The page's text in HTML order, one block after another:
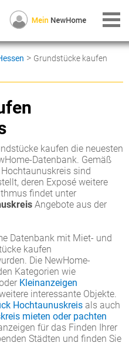
> Grundstücke kaufen
kaufen die neuesten
Datenbank. Gemäß
sind
deren Exposé weitere
findet unter
Angebote aus der
Datenbank mit Miet- und
kaufen
Die NewHome-
Kategorien wie
Kleinanzeigen
interessante Objekte.
Hochtaunuskreis als auch
mieten oder pachten
für das Finden Ihrer
Städten und finden Sie